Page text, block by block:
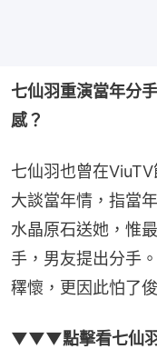
七仙羽重演當年分
感？
七仙羽也曾在
大談當年情，指當
水晶原石送她，惟
手，男友提出分手
䆁懷，更因此怕了
▼▼▼點擊看七仙羽